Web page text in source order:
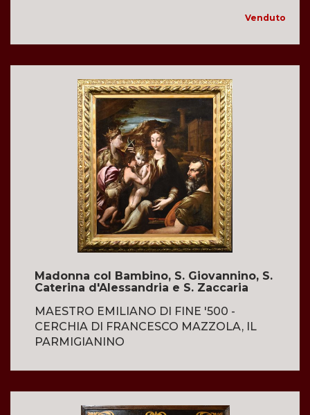
Venduto
Madonna col Bambino, S. Giovannino, S.
Caterina d'Alessandria e S. Zaccaria
MAESTRO EMILIANO DI FINE '500 -
CERCHIA DI FRANCESCO MAZZOLA, IL
PARMIGIANINO